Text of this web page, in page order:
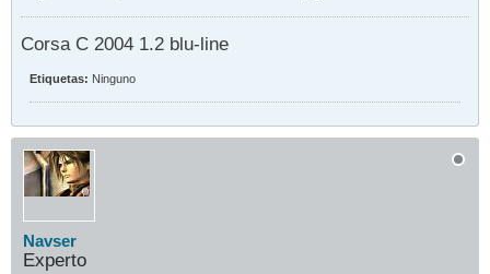
Corsa C 2004 1.2 blu-line
Etiquetas: Ninguno
Navser
Experto